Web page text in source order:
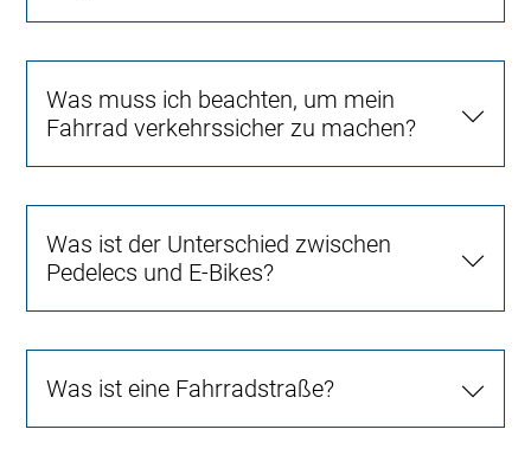
Was muss ich beachten, um mein
Fahrrad verkehrssicher zu machen?
Was ist der Unterschied zwischen
Pedelecs und E-Bikes?
Was ist eine Fahrradstraße?